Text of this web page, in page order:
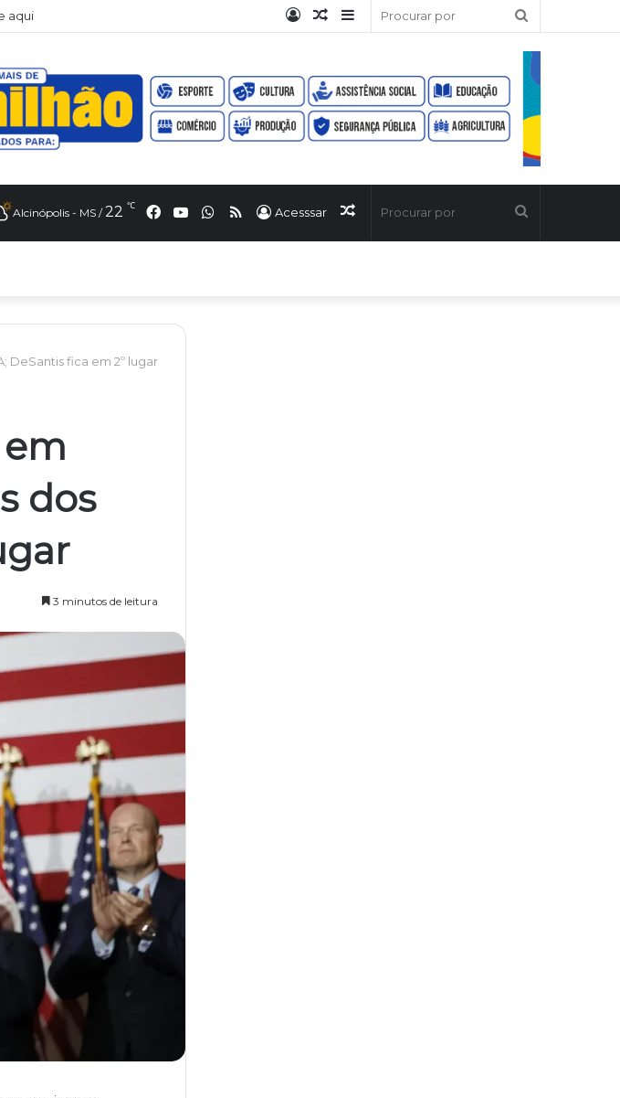
aqui
por
Barra
Artigo
Entrar
Artigo
Acesssar
RSS
WhatsApp
YouTube
Facebook
Alcinópolis - MS / 22 ℃
DeSantis fica em 2º lugar
dos
3 minutos de leitura